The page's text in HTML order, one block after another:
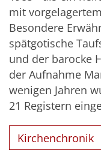
mit
Besondere
spätgotische
und der barocke
der Aufnahme
wenigen Jahren
21 Registern
Kirchenchronik